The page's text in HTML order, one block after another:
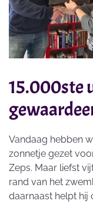
15.000ste
Vandaag hebben
zonnetje gezet
Zeps. Maar liefst
rand van het
daarnaast helpt hij